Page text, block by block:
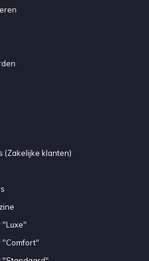
(Zakelijke klanten)
"Luxe"
"Comfort"